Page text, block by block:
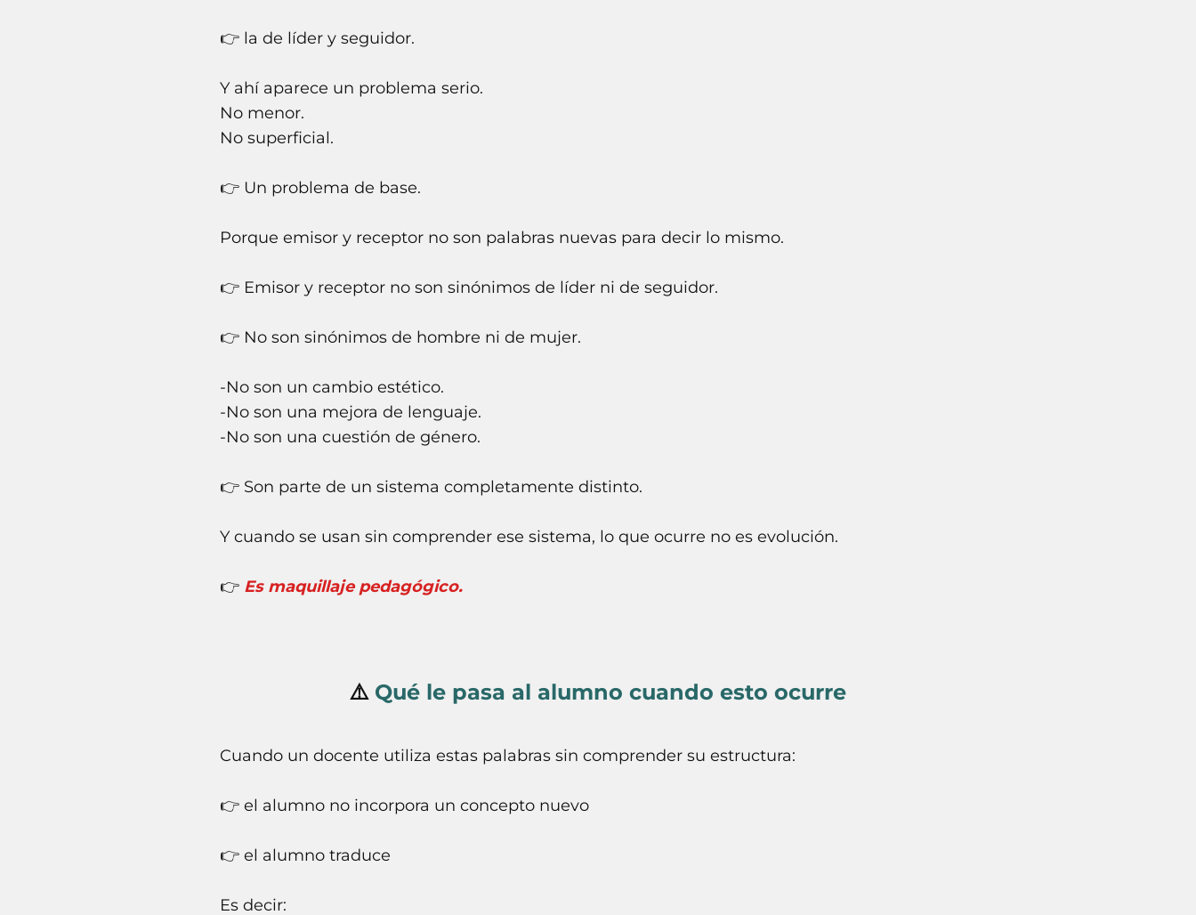
👉 la de líder y seguidor.
Y ahí aparece un problema serio.
No menor.
No superficial.
👉 Un problema de base.
Porque emisor y receptor no son palabras nuevas para decir lo mismo.
👉 Emisor y receptor no son sinónimos de líder ni de seguidor.
👉 No son sinónimos de hombre ni de mujer.
-No son un cambio estético.
-No son una mejora de lenguaje.
-No son una cuestión de género.
👉 Son parte de un sistema completamente distinto.
Y cuando se usan sin comprender ese sistema, lo que ocurre no es evolución.
👉 Es maquillaje pedagógico.
⚠️ Qué le pasa al alumno cuando esto ocurre
Cuando un docente utiliza estas palabras sin comprender su estructura:
👉 el alumno no incorpora un concepto nuevo
👉 el alumno traduce
Es decir: